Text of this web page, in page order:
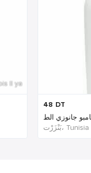
Il ya
48 DT
بَنْزَرْت‎، Tunisia